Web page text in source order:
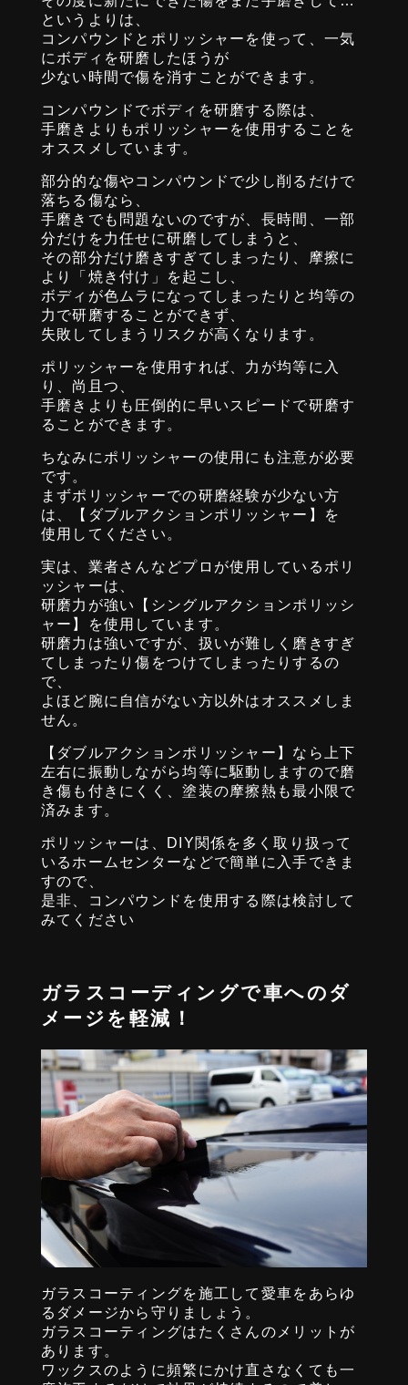
というよりは、
コンパウンドとポリッシャーを使って、一気
にボディを研磨したほうが
少ない時間で傷を消すことができます。
コンパウンドでボディを研磨する際は、
手磨きよりもポリッシャーを使用することを
オススメしています。
部分的な傷やコンパウンドで少し削るだけで
落ちる傷なら、
手磨きでも問題ないのですが、長時間、一部
分だけを力任せに研磨してしまうと、
その部分だけ磨きすぎてしまったり、摩擦に
より「焼き付け」を起こし、
ボディが色ムラになってしまったりと均等の
力で研磨することができず、
失敗してしまうリスクが高くなります。
ポリッシャーを使用すれば、力が均等に入
り、尚且つ、
手磨きよりも圧倒的に早いスピードで研磨す
ることができます。
ちなみにポリッシャーの使用にも注意が必要
です。
まずポリッシャーでの研磨経験が少ない方
は、【ダブルアクションポリッシャー】を
使用してください。
実は、業者さんなどプロが使用しているポリ
ッシャーは、
研磨力が強い【シングルアクションポリッシ
ャー】を使用しています。
研磨力は強いですが、扱いが難しく磨きすぎ
てしまったり傷をつけてしまったりするの
で、
よほど腕に自信がない方以外はオススメしま
せん。
【ダブルアクションポリッシャー】なら上下
左右に振動しながら均等に駆動しますので磨
き傷も付きにくく、塗装の摩擦熱も最小限で
済みます。
ポリッシャーは、DIY関係を多く取り扱って
いるホームセンターなどで簡単に入手できま
すので、
是非、コンパウンドを使用する際は検討して
みてください
ガラスコーディングで車へのダ
メージを軽減！
ガラスコーティングを施工して愛車をあらゆ
るダメージから守りましょう。
ガラスコーティングはたくさんのメリットが
あります。
ワックスのように頻繁にかけ直さなくても一